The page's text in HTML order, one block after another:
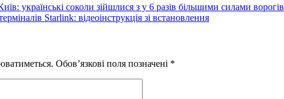
українські соколи зійшлися з у 6 разів більшими силами ворогів
Starlink: відеоінструкція зі встановлення
Обов’язкові поля позначені *